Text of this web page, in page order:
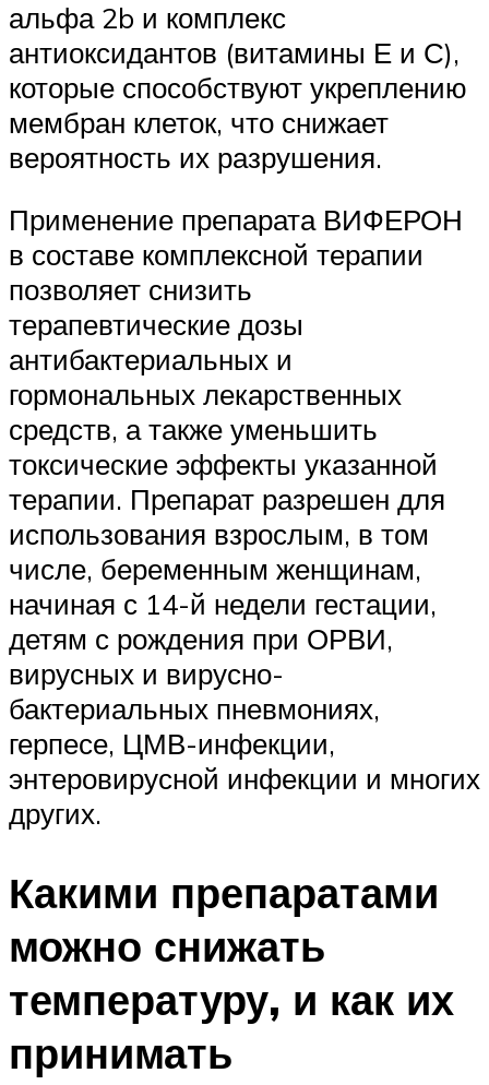
альфа 2b и комплекс
антиоксидантов (витамины Е и С),
которые способствуют укреплению
мембран клеток, что снижает
вероятность их разрушения.
Применение препарата ВИФЕРОН
в составе комплексной терапии
позволяет снизить
терапевтические дозы
антибактериальных и
гормональных лекарственных
средств, а также уменьшить
токсические эффекты указанной
терапии. Препарат разрешен для
использования взрослым, в том
числе, беременным женщинам,
начиная с 14-й недели гестации,
детям с рождения при ОРВИ,
вирусных и вирусно-
бактериальных пневмониях,
герпесе, ЦМВ-инфекции,
энтеровирусной инфекции и многих
других.
Какими препаратами
можно снижать
температуру, и как их
принимать